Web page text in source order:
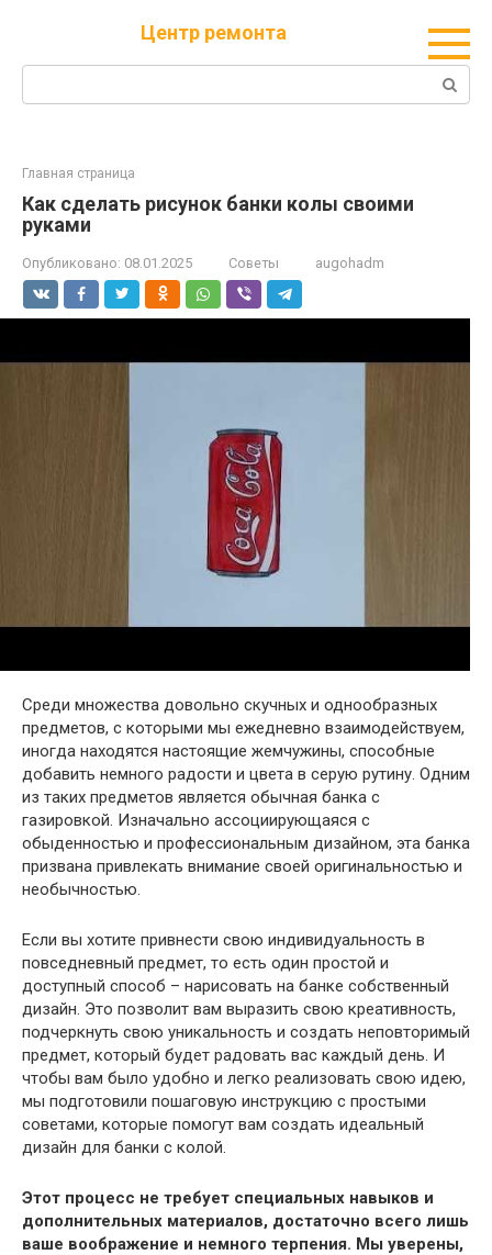
Центр ремонта
Поиск:
Главная страница
Как сделать рисунок банки колы своими
руками
Опубликовано: 08.01.2025 Советы augohadm
Среди множества довольно скучных и однообразных
предметов, с которыми мы ежедневно взаимодействуем,
иногда находятся настоящие жемчужины, способные
добавить немного радости и цвета в серую рутину. Одним
из таких предметов является обычная банка с
газировкой. Изначально ассоциирующаяся с
обыденностью и профессиональным дизайном, эта банка
призвана привлекать внимание своей оригинальностью и
необычностью.
Если вы хотите привнести свою индивидуальность в
повседневный предмет, то есть один простой и
доступный способ – нарисовать на банке собственный
дизайн. Это позволит вам выразить свою креативность,
подчеркнуть свою уникальность и создать неповторимый
предмет, который будет радовать вас каждый день. И
чтобы вам было удобно и легко реализовать свою идею,
мы подготовили пошаговую инструкцию с простыми
советами, которые помогут вам создать идеальный
дизайн для банки с колой.
Этот процесс не требует специальных навыков и
дополнительных материалов, достаточно всего лишь
ваше воображение и немного терпения. Мы уверены,